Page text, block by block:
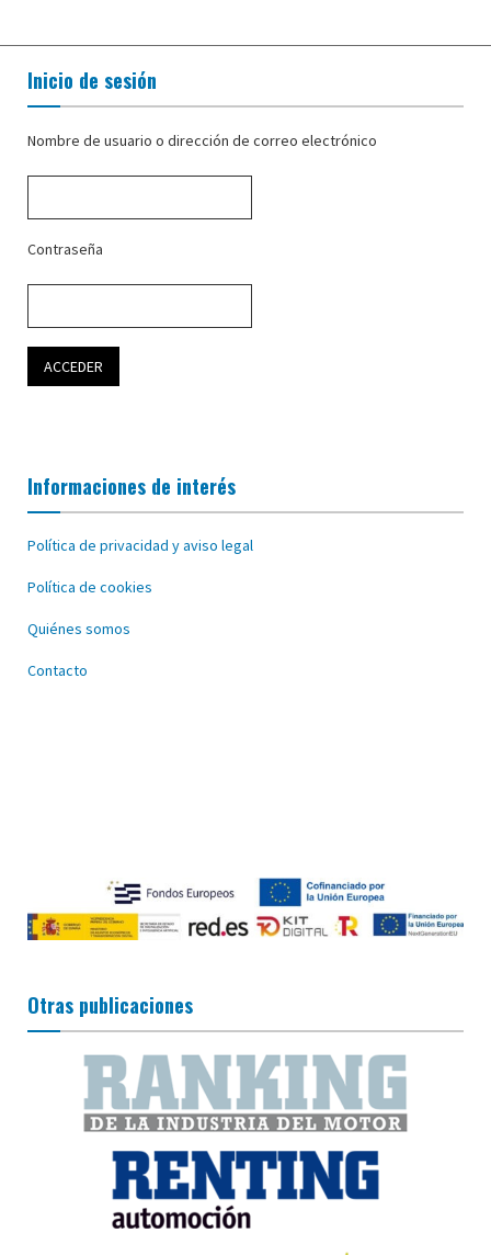
Inicio de sesión
Nombre de usuario o dirección de correo electrónico
Contraseña
Informaciones de interés
Política de privacidad y aviso legal
Política de cookies
Quiénes somos
Contacto
Otras publicaciones